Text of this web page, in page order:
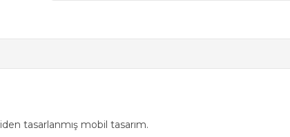
tasarlanmış mobil tasarım.